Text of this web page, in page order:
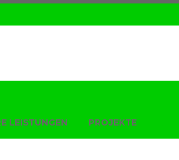
LEISTUNGEN PROJEKTE